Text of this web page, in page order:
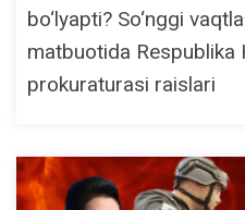
bo‘lyapti? So‘nggi
matbuotida Respublika
prokuraturasi raislari